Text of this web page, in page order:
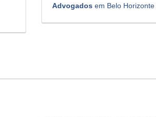
Advogados em Belo Horizonte